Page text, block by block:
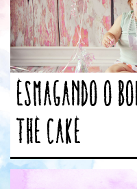
Esmagando o
the Cake